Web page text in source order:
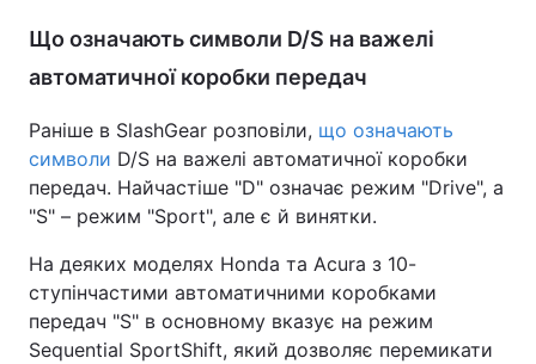
Що означають символи D/S на важелі
автоматичної коробки передач
Раніше в SlashGear розповіли, що означають
символи D/S на важелі автоматичної коробки
передач. Найчастіше "D" означає режим "Drive", а
"S" – режим "Sport", але є й винятки.
На деяких моделях Honda та Acura з 10-
ступінчастими автоматичними коробками
передач "S" в основному вказує на режим
Sequential SportShift, який дозволяє перемикати